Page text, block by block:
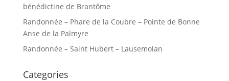
bénédictine de Brantôme
Randonnée – Phare de la Coubre – Pointe de Bonne
Anse de la Palmyre
Randonnée – Saint Hubert – Lausemolan
Categories